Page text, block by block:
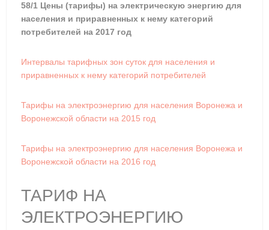
58/1 Цены (тарифы) на электрическую энергию для
населения и приравненных к нему категорий
потребителей на 2017 год
Интервалы тарифных зон суток для населения и
приравненных к нему категорий потребителей
Тарифы на электроэнергию для населения Воронежа и
Воронежской области на 2015 год
Тарифы на электроэнергию для населения Воронежа и
Воронежской области на 2016 год
ТАРИФ НА
ЭЛЕКТРОЭНЕРГИЮ